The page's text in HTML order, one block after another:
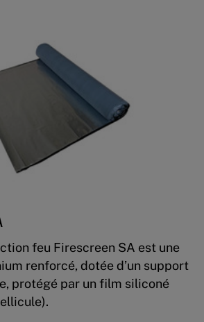
feu Firescreen SA est une
renforcé, dotée d’un support
protégé par un film siliconé